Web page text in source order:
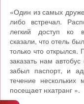
«Один из самых
либо встречал.
легкий доступ ко
сказали, что отель
только что
заказать нам
забыл паспорт, и
течение
посещает нхатранг ».